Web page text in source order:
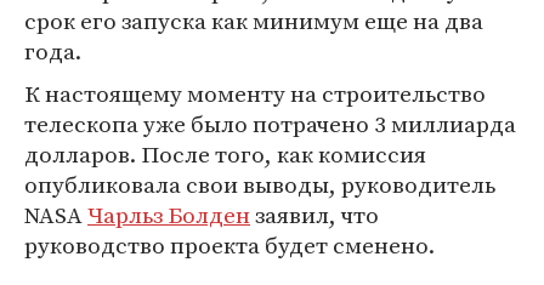
срок его запуска как минимум еще на два
года.
К настоящему моменту на строительство
телескопа уже было потрачено 3 миллиарда
долларов. После того, как комиссия
опубликовала свои выводы, руководитель
NASAЧарльз Болдензаявил, что
руководство проекта будет сменено.